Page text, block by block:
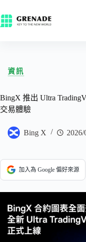
資訊
BingX 推出 Ultra
交易體驗
Bing X 2026/
加入為 Google 偏好來源